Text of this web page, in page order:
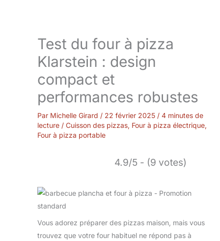
Test du four à pizza
Klarstein : design
compact et
performances robustes
Par Michelle Girard / 22 février 2025 / 4 minutes de
lecture / Cuisson des pizzas, Four à pizza électrique,
Four à pizza portable
4.9/5 - (9 votes)
Vous adorez préparer des pizzas maison, mais vous
trouvez que votre four habituel ne répond pas à